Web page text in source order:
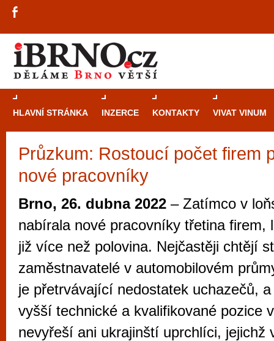
HLAVNÍ STRÁNKA INZERCE KONTAKTY VIVAT VINUM
Průzkum: Rostoucí počet firem
nové pracovníky
Brno, 26. dubna 2022 – Zatímco v
nabírala nové pracovníky třetina firem,
již více než polovina. Nejčastěji chtějí
zaměstnavatelé v automobilovém
je přetrvávající nedostatek uchazečů,
vyšší technické a kvalifikované pozice
nevyřeší ani ukrajinští uprchlíci, jejichž
Průvodce
Brno je
zajímavé
restaurace,
Mimo jiné je ale také místem, kde si
vyzkoušet různé kasinové hry. V
metropoli naleznete širokou nabídku her
po moderní automaty jak pro pravidelné
příležitostné hráče. V...